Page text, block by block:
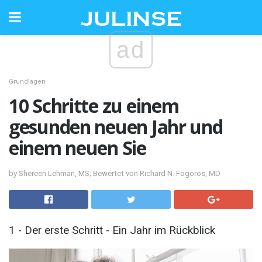
ad
Grundlagen
10 Schritte zu einem
gesunden neuen Jahr und
einem neuen Sie
by Shereen Lehman, MS; Bewertet von Richard N. Fogoros, MD
1 - Der erste Schritt - Ein Jahr im Rückblick